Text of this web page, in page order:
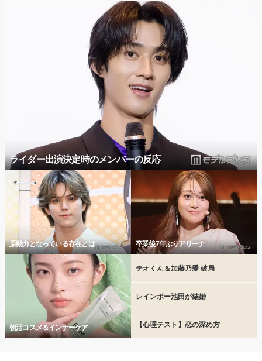
ライダー出演決定時のメンバーの反応
原動力となっている存在とは 卒業後7年ぶりアリーナ
朝活コスメ＆インナーケア
テオくん＆加藤乃愛 破局
レインボー池田が結婚
【心理テスト】恋の深め方